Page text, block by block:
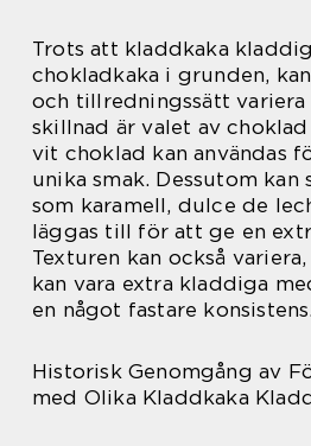
Trots att kladdkaka
chokladkaka i grunden,
och tillredningssätt variera
skillnad är valet av
vit choklad kan användas
unika smak. Dessutom kan
som karamell, dulce de
läggas till för att ge en
Texturen kan också
kan vara extra kladdiga
en något fastare konsistens.
Historisk Genomgång av
med Olika Kladdkaka